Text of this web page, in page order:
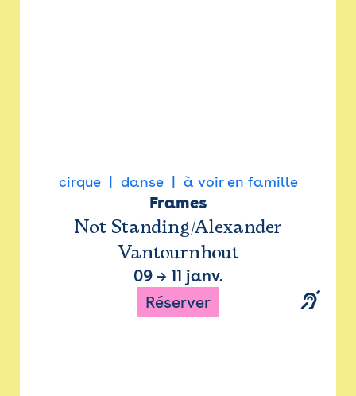
cirque danse à voir en famille
Frames
Not Standing/Alexander
Vantournhout
09→ 11 janv.
Réserver